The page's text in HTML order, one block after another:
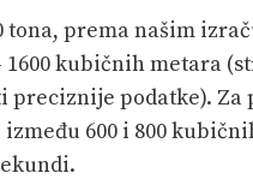
tona, prema našim
1600 kubičnih metara
preciznije podatke).
600 i 800